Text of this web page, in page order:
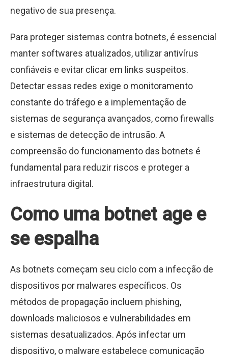
negativo de sua presença.
Para proteger sistemas contra botnets, é essencial
manter softwares atualizados, utilizar antivírus
confiáveis e evitar clicar em links suspeitos.
Detectar essas redes exige o monitoramento
constante do tráfego e a implementação de
sistemas de segurança avançados, como firewalls
e sistemas de detecção de intrusão. A
compreensão do funcionamento das botnets é
fundamental para reduzir riscos e proteger a
infraestrutura digital.
Como uma botnet age e
se espalha
As botnets começam seu ciclo com a infecção de
dispositivos por malwares específicos. Os
métodos de propagação incluem phishing,
downloads maliciosos e vulnerabilidades em
sistemas desatualizados. Após infectar um
dispositivo, o malware estabelece comunicação